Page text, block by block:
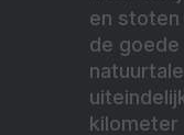
en stoten
de goede
kilometer